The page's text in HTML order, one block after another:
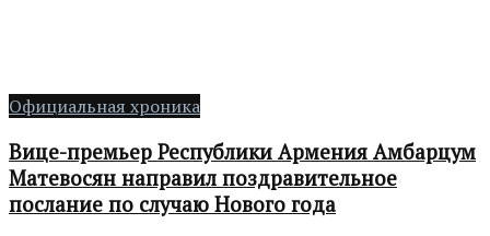
Официальная хроника
Вице-премьер Республики Армения Амбарцум
Матевосян направил поздравительное
послание по случаю Нового года